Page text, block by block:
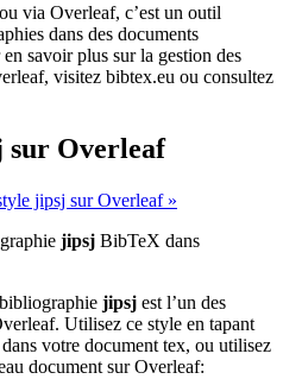
via Overleaf, c’est un outil
dans des documents
savoir plus sur la gestion des
visitez bibtex.eu ou consultez
sur Overleaf
jipsj sur Overleaf »
jipsj BibTeX dans
jipsj est l’un des
Utilisez ce style en tapant
dans votre document tex, ou utilisez
document sur Overleaf: